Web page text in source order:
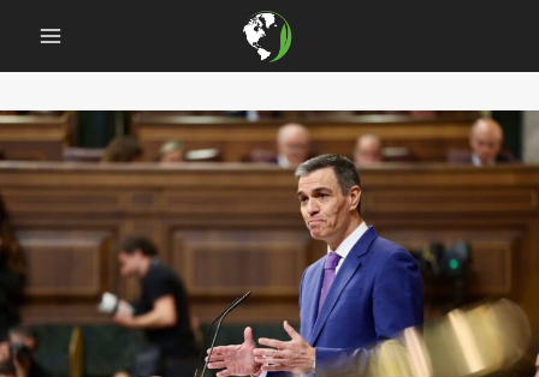
content